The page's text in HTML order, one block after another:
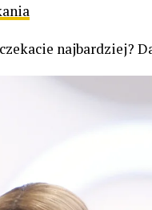
najbardziej?